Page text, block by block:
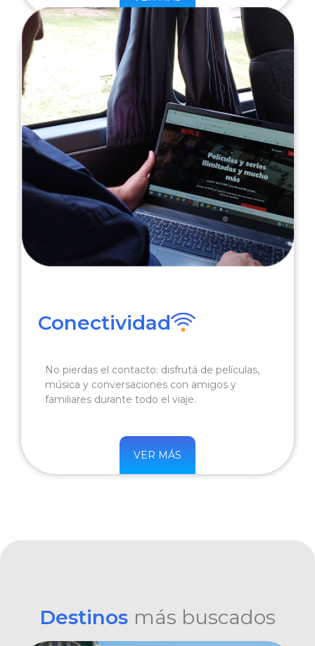
Conectividad
No pierdas el contacto: disfrutá de películas,
música y conversaciones con amigos y
familiares durante todo el viaje.
VER MÁS
Destinos más buscados